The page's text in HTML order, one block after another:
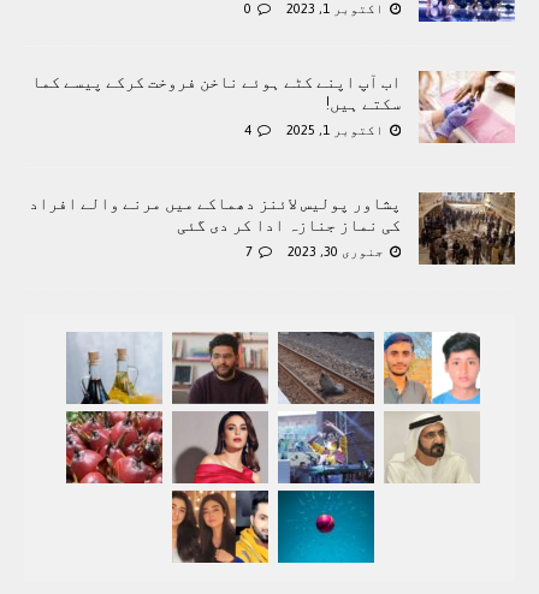
اکتوبر 1, 2023 0
اب آپ اپنے کٹے ہوئے ناخن فروخت کرکے پیسے کما
سکتے ہیں!
اکتوبر 1, 2025 4
پشاور پولیس لائنز دھماکے میں مرنے والے افراد
کی نماز جنازہ ادا کر دی گئی
جنوری 30, 2023 7